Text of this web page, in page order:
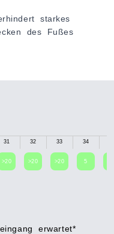
starkes
des Fußes
31 32 33 34
>20 >20 >20 5
erwartet*